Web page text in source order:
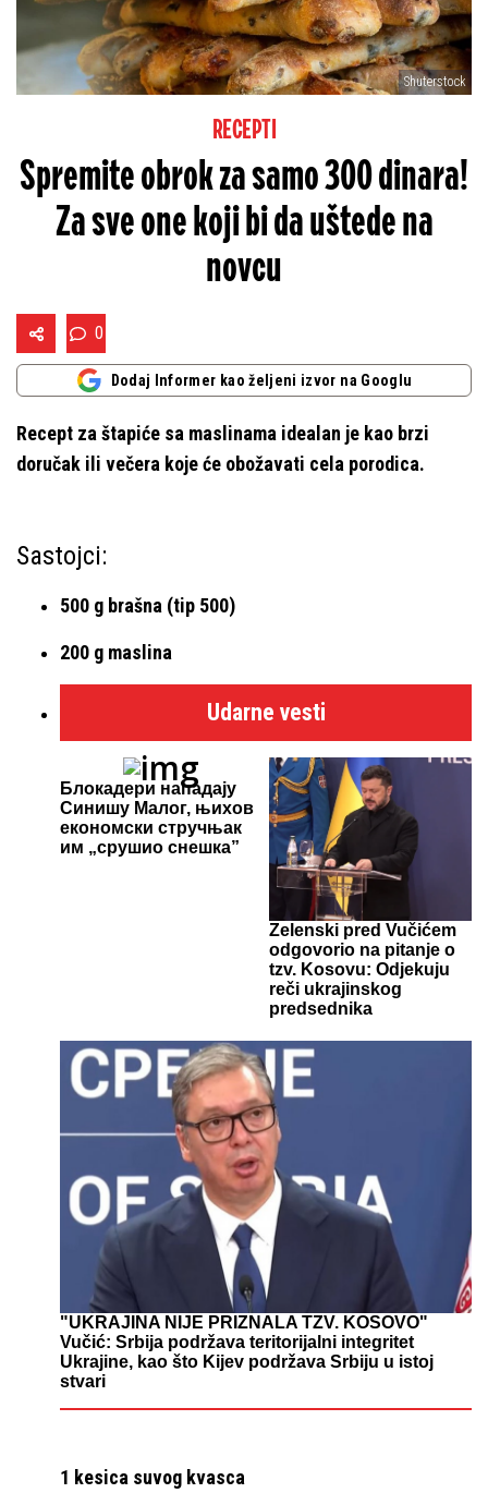
Shuterstock
RECEPTI
Spremite obrok za samo 300 dinara!
Za sve one koji bi da uštede na
novcu
0
Dodaj Informer kao željeni izvor na Googlu
Recept za štapiće sa maslinama idealan je kao brzi
doručak ili večera koje će obožavati cela porodica.
Sastojci:
500 g brašna (tip 500)
200 g maslina
Udarne vesti
Блокадери нападају
Синишу Малог, њихов
економски стручњак
им „срушио снешка”
Zelenski pred Vučićem
odgovorio na pitanje o
tzv. Kosovu: Odjekuju
reči ukrajinskog
predsednika
"UKRAJINA NIJE PRIZNALA TZV. KOSOVO"
Vučić: Srbija podržava teritorijalni integritet
Ukrajine, kao što Kijev podržava Srbiju u istoj
stvari
1 kesica suvog kvasca